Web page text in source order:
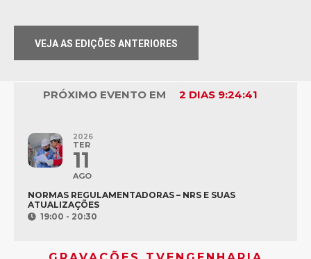
VEJA AS EDIÇÕES ANTERIORES
PRÓXIMO EVENTO EM 2 DIAS 9:24:41
2026
TER
11
AGO
NORMAS REGULAMENTADORAS – NRS E SUAS
ATUALIZAÇÕES
19:00 - 20:30